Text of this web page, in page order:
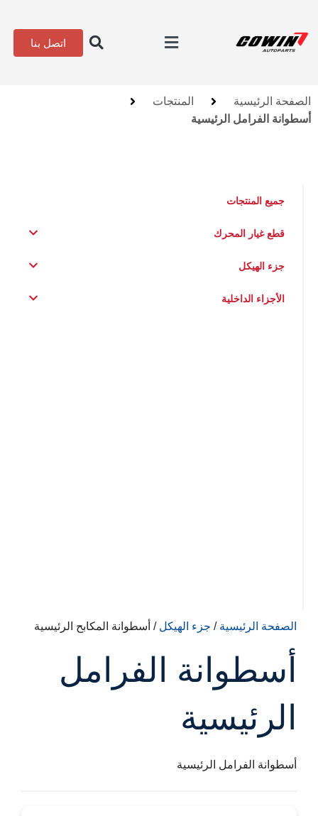
اتصل بنا
الصفحة الرئيسية
المنتجات
أسطوانة الفرامل الرئيسية
جميع المنتجات
قطع غيار المحرك
جزء الهيكل
الأجزاء الداخلية
الصفحة الرئيسية / جزء الهيكل / أسطوانة المكابح الرئيسية
أسطوانة الفرامل
الرئيسية
أسطوانة الفرامل الرئيسية